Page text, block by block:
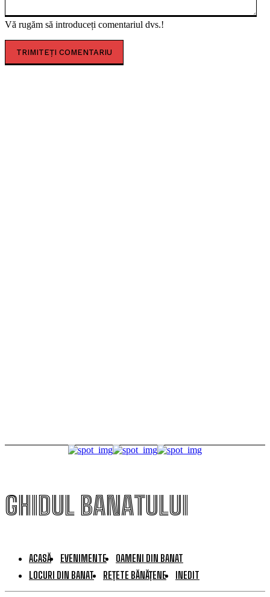
Vă rugăm să introduceți comentariul dvs.!
GHIDUL BANATULUI
ACASĂ EVENIMENTE
OAMENI DIN BANAT
LOCURI DIN BANAT
REȚETE BĂNĂȚENE INEDIT